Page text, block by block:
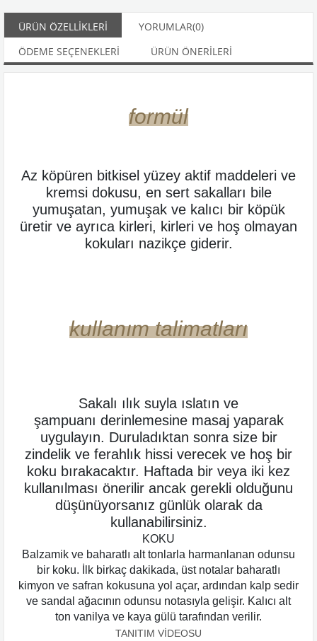
ÜRÜN ÖZELLIKLERI YORUMLAR(0)
ÖDEME SEÇENEKLERI
ÜRÜN ÖNERILERI
formül
Az köpüren bitkisel yüzey aktif maddeleri ve
kremsi dokusu, en sert sakalları bile
yumuşatan, yumuşak ve kalıcı bir köpük
üretir ve ayrıca kirleri, kirleri ve hoş olmayan
kokuları nazikçe giderir.
kullanım talimatları
Sakalı ılık suyla ıslatın ve
şampuanı derinlemesine masaj yaparak
uygulayın. Duruladıktan sonra size bir
zindelik ve ferahlık hissi verecek ve hoş bir
koku bırakacaktır. Haftada bir veya iki kez
kullanılması önerilir ancak gerekli olduğunu
düşünüyorsanız günlük olarak da
kullanabilirsiniz.
KOKU
Balzamik ve baharatlı alt tonlarla harmanlanan odunsu
bir koku. İlk birkaç dakikada, üst notalar baharatlı
kimyon ve safran kokusuna yol açar, ardından kalp sedir
ve sandal ağacının odunsu notasıyla gelişir. Kalıcı alt
ton vanilya ve kaya gülü tarafından verilir.
TANITIM VİDEOSU